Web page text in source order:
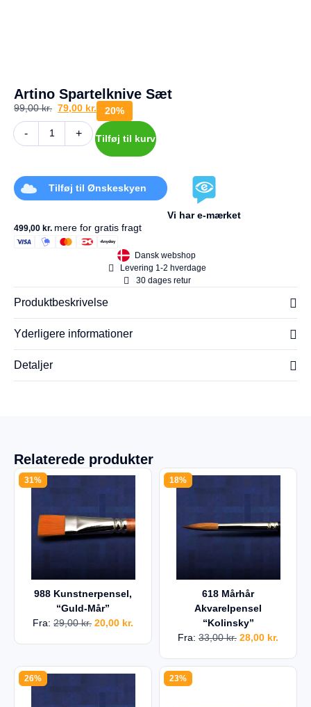
u
r
Din
kurv
tom.
Artino Spartelknive Sæt
99,00kr. 79,00 kr. 20%
- + Tilføj til kurv
Tilføj til Ønskeskyen
Vi har e-mærket
499,00 kr. mere for gratis fragt
Dansk webshop
Levering 1-2 hverdage
30 dages retur
Produktbeskrivelse
Yderligere informationer
Detaljer
Relaterede produkter
31%
988 Kunstnerpensel,
“Guld-Mår”
Fra: 29,00kr. 20,00 kr.
18%
618 Mårhår
Akvarelpensel
“Kolinsky”
Fra: 33,00kr. 28,00 kr.
26% 23%